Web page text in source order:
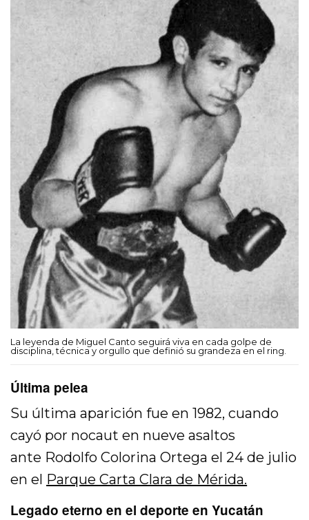
La leyenda de Miguel Canto seguirá viva en cada golpe de
disciplina, técnica y orgullo que definió su grandeza en el ring.
Última pelea
Su última aparición fue en 1982, cuando
cayó por nocaut en nueve asaltos
ante Rodolfo Colorina Ortega el 24 de julio
en el Parque Carta Clara de Mérida.
Legado eterno en el deporte en Yucatán